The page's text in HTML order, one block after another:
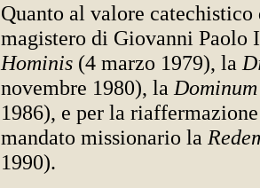
Quanto al valore
magistero di Giovanni
Hominis (4 marzo 1979), la
novembre 1980), la
1986), e per la
mandato missionario la
1990).